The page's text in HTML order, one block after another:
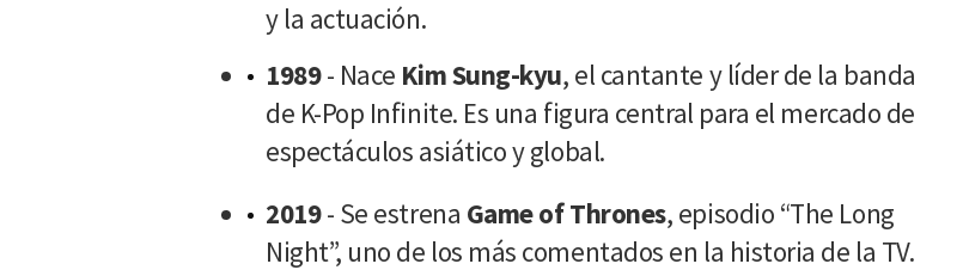
y la actuación.
1989- Nace Kim Sung-kyu, el cantante y líder de la banda
de K-Pop Infinite. Es una figura central para el mercado de
espectáculos asiático y global.
2019- Se estrena Game of Thrones, episodio “The Long
Night”, uno de los más comentados en la historia de la TV.